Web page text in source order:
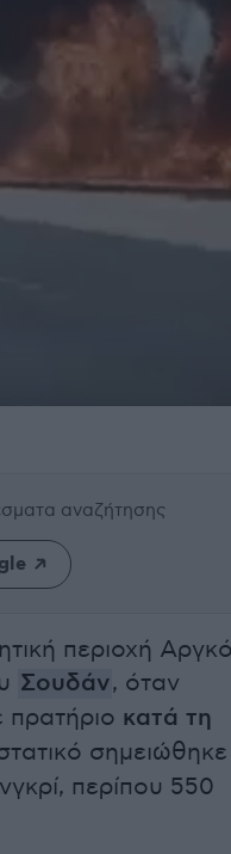
αναζήτησης
περιοχή
Σουδάν, όταν
κατά τη
σημειώθηκε
περίπου 550